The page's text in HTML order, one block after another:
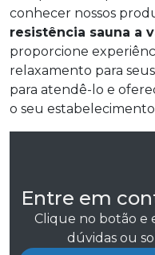
conhecer nossos
resistência sauna a
proporcione
relaxamento para
para atendê-lo e
o seu
Entre em
Clique no botão e
dúvidas ou